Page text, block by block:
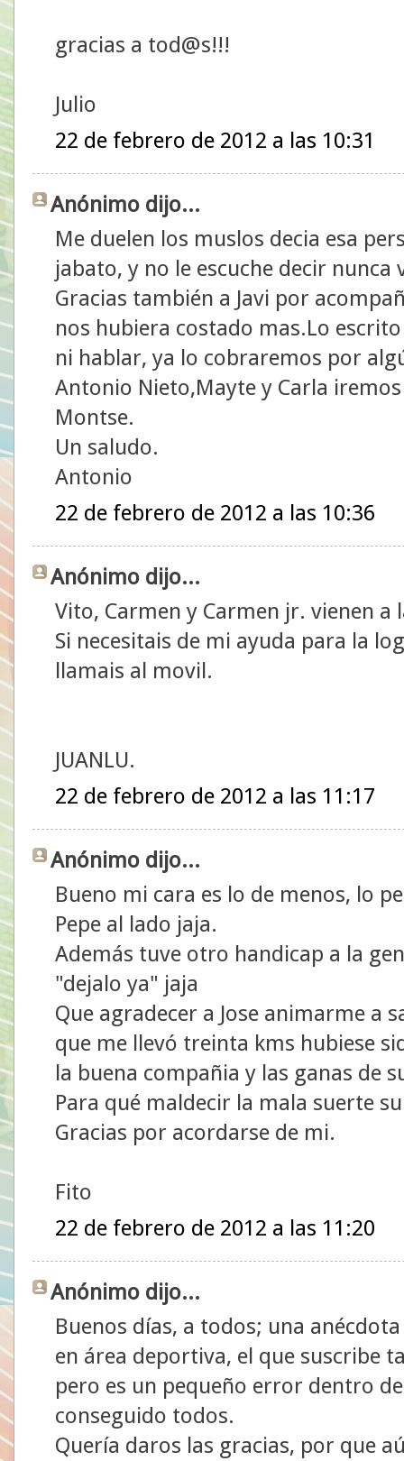
gracias a tod@s!!!
Julio
22 de febrero de 2012 a las 10:31
Anónimo dijo...
Me duelen los muslos decia esa
jabato, y no le escuche decir
Gracias también a Javi por
nos hubiera costado mas.Lo
ni hablar, ya lo cobraremos por
Antonio Nieto,Mayte y Carla
Montse.
Un saludo.
Antonio
22 de febrero de 2012 a las 10:36
Anónimo dijo...
Vito, Carmen y Carmen jr. vienen
Si necesitais de mi ayuda para la
llamais al movil.
JUANLU.
22 de febrero de 2012 a las 11:17
Anónimo dijo...
Bueno mi cara es lo de menos, lo
Pepe al lado jaja.
Además tuve otro handicap a la
"dejalo ya" jaja
Que agradecer a Jose animarme a
que me llevó treinta kms hubiese
la buena compañia y las ganas de
Para qué maldecir la mala suerte
Gracias por acordarse de mi.
Fito
22 de febrero de 2012 a las 11:20
Anónimo dijo...
Buenos días, a todos; una
en área deportiva, el que suscribe
pero es un pequeño error dentro
conseguido todos.
Quería daros las gracias, por que